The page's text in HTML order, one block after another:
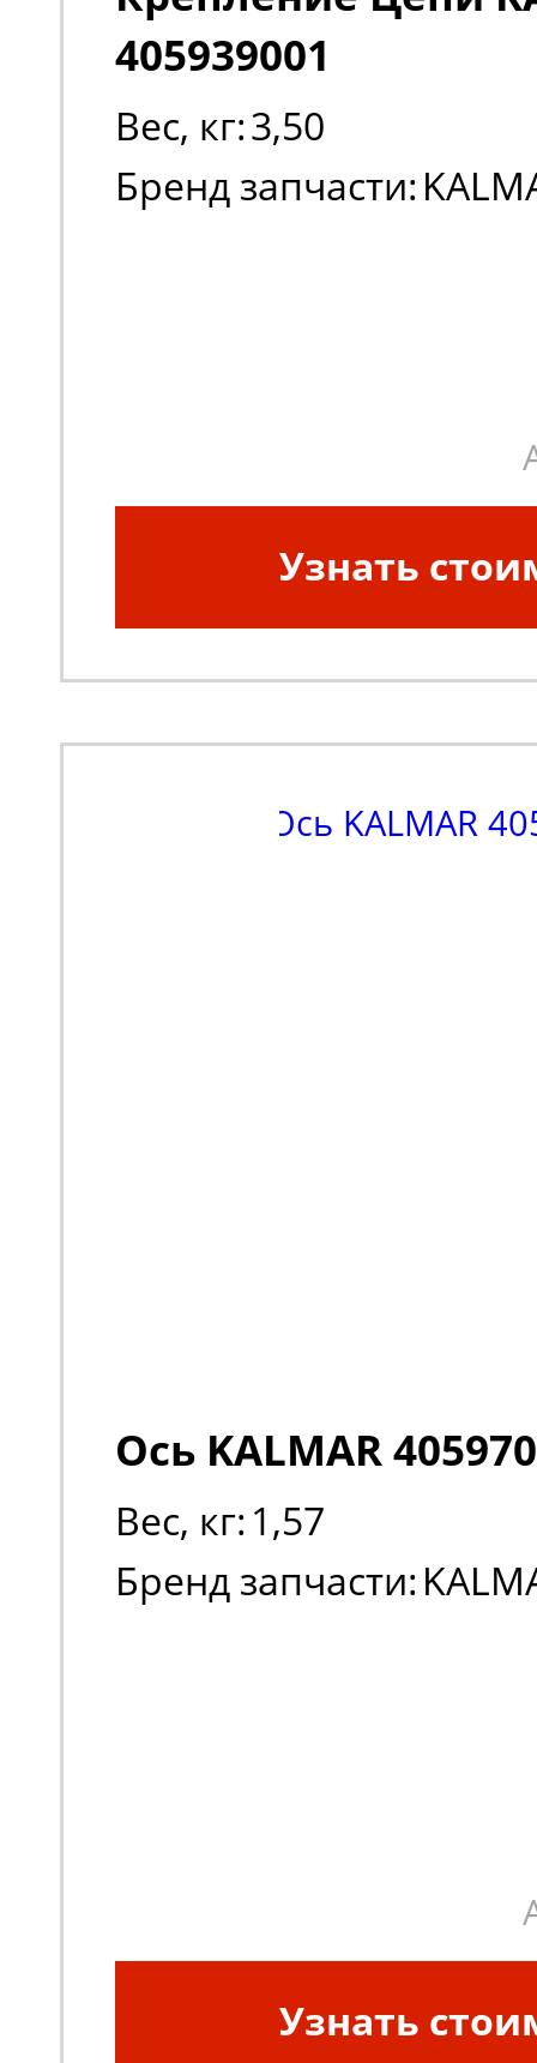
405939001
Вес, кг:3,50
Бренд запчасти:
Узнать
Ось KALMAR
Вес, кг: 1,57
Бренд запчасти:
Узнать